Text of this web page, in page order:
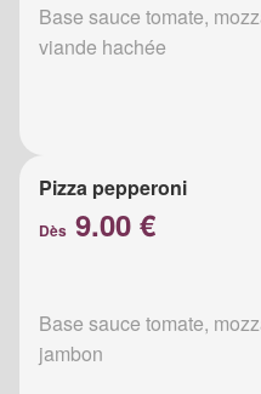
Base sauce tomate,
viande hachée
Pizza pepperoni
Dès 9.00 €
Base sauce tomate,
jambon